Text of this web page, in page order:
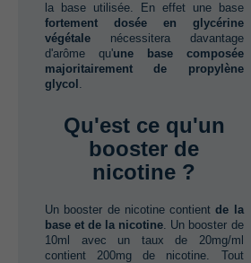
la base utilisée.‭ ‬En effet une base‭
fortement dosée en glycérine
végétale nécessitera davantage
d'arôme qu‭'‬une base composée
majoritairement de propylène
glycol .
Qu'est ce qu'un
booster ‭de
nicotine‭ ?
Un booster de nicotine contient‭ ‬de la
base et de la nicotine.‭ ‬Un booster de‭
‬10ml avec un taux de‭ ‬20mg/ml
contient‭ ‬200mg de nicotine.‭ ‬Tout